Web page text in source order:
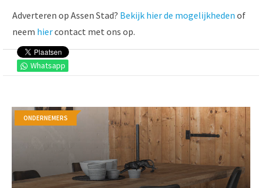
Whatsapp
Adverteren op Assen Stad? Bekijk hier de mogelijkheden of
neem hiercontact met ons op.
ONDERNEMERS